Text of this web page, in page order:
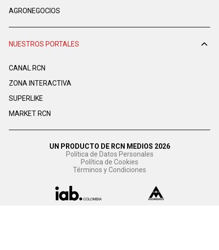
AGRONEGOCIOS
NUESTROS PORTALES
CANAL RCN
ZONA INTERACTIVA
SUPERLIKE
MARKET RCN
UN PRODUCTO DE RCN MEDIOS 2026
Política de Datos Personales
Política de Cookies
Términos y Condiciones